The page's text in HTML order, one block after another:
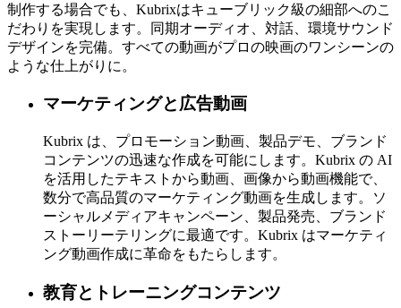
制作する場合でも、Kubrixはキューブリック級の細部へのこ
だわりを実現します。同期オーディオ、対話、環境サウンド
デザインを完備。すべての動画がプロの映画のワンシーンの
ような仕上がりに。
マーケティングと広告動画
Kubrix は、プロモーション動画、製品デモ、ブランド
コンテンツの迅速な作成を可能にします。Kubrix の AI
を活用したテキストから動画、画像から動画機能で、
数分で高品質のマーケティング動画を生成します。ソ
ーシャルメディアキャンペーン、製品発売、ブランド
ストーリーテリングに最適です。Kubrix はマーケティ
ング動画作成に革命をもたらします。
教育とトレーニングコンテンツ